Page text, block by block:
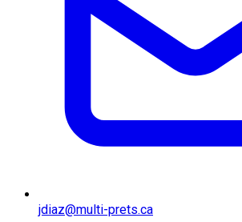
jdiaz@multi-prets.ca